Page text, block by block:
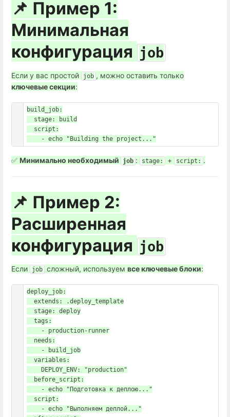
📌 Пример 1:
Минимальная
конфигурация job
Если у вас простой job , можно оставить только
ключевые секции:
build_job:
✅ Минимально необходимый job : stage: + script: .
📌 Пример 2:
Расширенная
конфигурация job
Если job сложный, используем все ключевые блоки:
deploy_job: